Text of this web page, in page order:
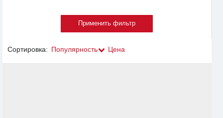
Сортировка: Популярность Цена